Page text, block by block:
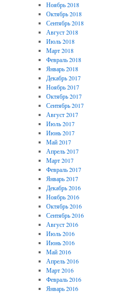
Ноябрь 2018
Октябрь 2018
Сентябрь 2018
Август 2018
Июль 2018
Март 2018
Февраль 2018
Январь 2018
Декабрь 2017
Ноябрь 2017
Октябрь 2017
Сентябрь 2017
Август 2017
Июль 2017
Июнь 2017
Май 2017
Апрель 2017
Март 2017
Февраль 2017
Январь 2017
Декабрь 2016
Ноябрь 2016
Октябрь 2016
Сентябрь 2016
Август 2016
Июль 2016
Июнь 2016
Май 2016
Апрель 2016
Март 2016
Февраль 2016
Январь 2016